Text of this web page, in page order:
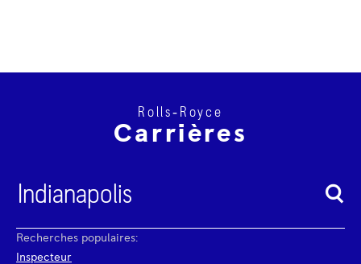
Rolls‑Royce
Carrières
Recherches populaires:
Inspecteur